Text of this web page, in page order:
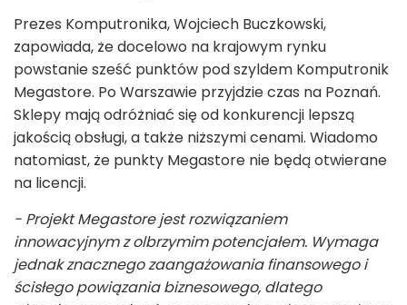
Prezes Komputronika, Wojciech Buczkowski,
zapowiada, że docelowo na krajowym rynku
powstanie sześć punktów pod szyldem Komputronik
Megastore. Po Warszawie przyjdzie czas na Poznań.
Sklepy mają odróżniać się od konkurencji lepszą
jakością obsługi, a także niższymi cenami. Wiadomo
natomiast, że punkty Megastore nie będą otwierane
na licencji.
- Projekt Megastore jest rozwiązaniem
innowacyjnym z olbrzymim potencjałem. Wymaga
jednak znacznego zaangażowania finansowego i
ścisłego powiązania biznesowego, dlatego